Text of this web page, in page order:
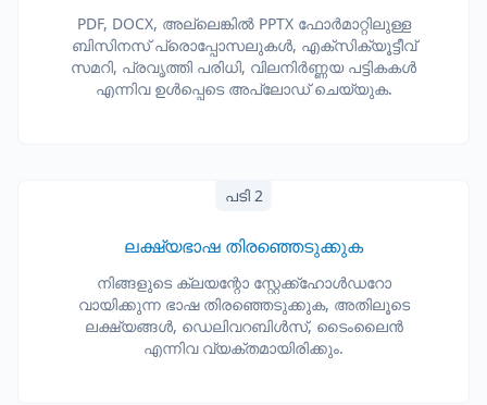
PDF, DOCX, അല്ലെങ്കിൽ PPTX ഫോർമാറ്റിലുള്ള
ബിസിനസ് പ്രൊപ്പോസലുകൾ, എക്സിക്യൂട്ടീവ്
സമറി, പ്രവൃത്തി പരിധി, വിലനിർണ്ണയ പട്ടികകൾ
എന്നിവ ഉൾപ്പെടെ അപ്‌ലോഡ് ചെയ്യുക.
പടി 2
ലക്ഷ്യഭാഷ തിരഞ്ഞെടുക്കുക
നിങ്ങളുടെ ക്ലയന്റോ സ്റ്റേക്ക്‌ഹോൾഡറോ
വായിക്കുന്ന ഭാഷ തിരഞ്ഞെടുക്കുക, അതിലൂടെ
ലക്ഷ്യങ്ങൾ, ഡെലിവറബിൾസ്, ടൈംലൈൻ
എന്നിവ വ്യക്തമായിരിക്കും.